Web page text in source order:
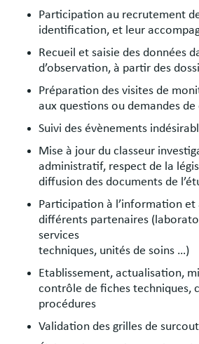
Participation au recrutement
identification, et leur
Recueil et saisie des données
d’observation, à partir des
Préparation des visites de
aux questions ou demandes
Suivi des évènements
Mise à jour du classeur
administratif, respect de la
diffusion des documents de
Participation à l’information
différents partenaires
services
techniques, unités de soins …)
Etablissement, actualisation,
contrôle de fiches techniques,
procédures
Validation des grilles de